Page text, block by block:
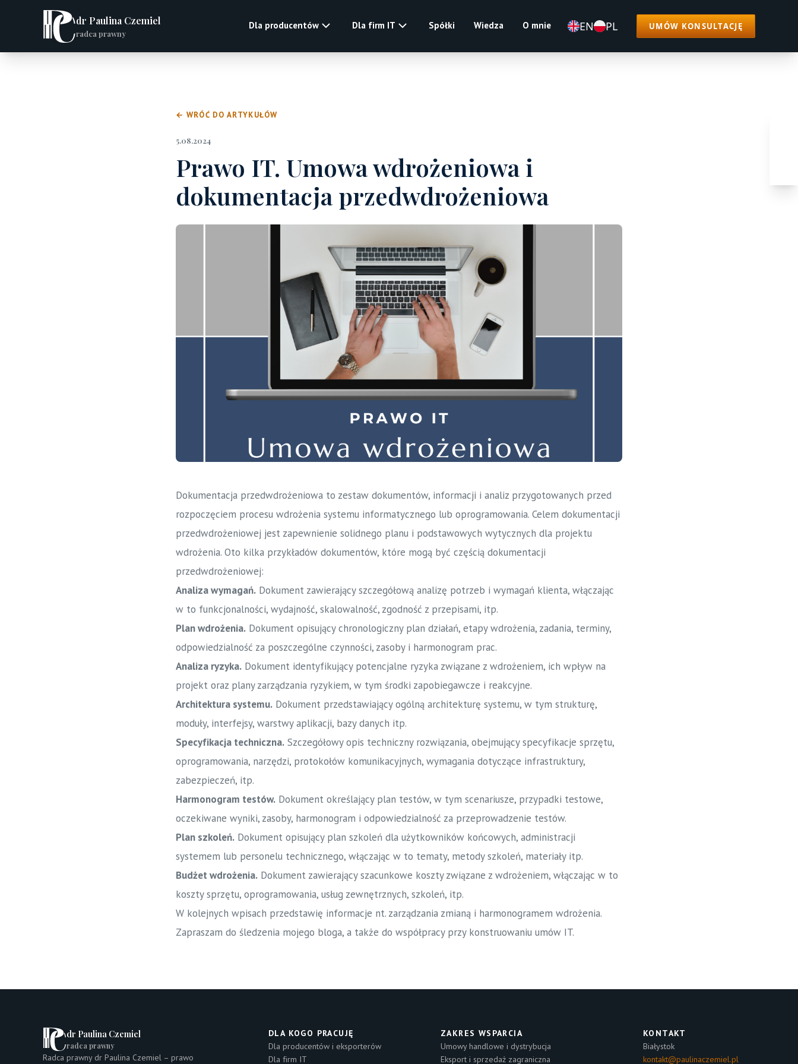
dr Paulina Czemiel
radca prawny
Dla producentów Dla firm IT Spółki Wiedza O mnie EN PL UMÓW KONSULTACJĘ
← WRÓĆ DO ARTYKUŁÓW
5.08.2024
Prawo IT. Umowa wdrożeniowa i
dokumentacja przedwdrożeniowa
Dokumentacja przedwdrożeniowa to zestaw dokumentów, informacji i analiz przygotowanych przed
rozpoczęciem procesu wdrożenia systemu informatycznego lub oprogramowania. Celem dokumentacji
przedwdrożeniowej jest zapewnienie solidnego planu i podstawowych wytycznych dla projektu
wdrożenia. Oto kilka przykładów dokumentów, które mogą być częścią dokumentacji
przedwdrożeniowej:
Analiza wymagań. Dokument zawierający szczegółową analizę potrzeb i wymagań klienta, włączając
w to funkcjonalności, wydajność, skalowalność, zgodność z przepisami, itp.
Plan wdrożenia. Dokument opisujący chronologiczny plan działań, etapy wdrożenia, zadania, terminy,
odpowiedzialność za poszczególne czynności, zasoby i harmonogram prac.
Analiza ryzyka. Dokument identyfikujący potencjalne ryzyka związane z wdrożeniem, ich wpływ na
projekt oraz plany zarządzania ryzykiem, w tym środki zapobiegawcze i reakcyjne.
Architektura systemu. Dokument przedstawiający ogólną architekturę systemu, w tym strukturę,
moduły, interfejsy, warstwy aplikacji, bazy danych itp.
Specyfikacja techniczna. Szczegółowy opis techniczny rozwiązania, obejmujący specyfikacje sprzętu,
oprogramowania, narzędzi, protokołów komunikacyjnych, wymagania dotyczące infrastruktury,
zabezpieczeń, itp.
Harmonogram testów. Dokument określający plan testów, w tym scenariusze, przypadki testowe,
oczekiwane wyniki, zasoby, harmonogram i odpowiedzialność za przeprowadzenie testów.
Plan szkoleń. Dokument opisujący plan szkoleń dla użytkowników końcowych, administracji
systemem lub personelu technicznego, włączając w to tematy, metody szkoleń, materiały itp.
Budżet wdrożenia. Dokument zawierający szacunkowe koszty związane z wdrożeniem, włączając w to
koszty sprzętu, oprogramowania, usług zewnętrznych, szkoleń, itp.
W kolejnych wpisach przedstawię informacje nt. zarządzania zmianą i harmonogramem wdrożenia.
Zapraszam do śledzenia mojego bloga, a także do współpracy przy konstruowaniu umów IT.
dr Paulina Czemiel
radca prawny
Radca prawny dr Paulina Czemiel – prawo
DLA KOGO PRACUJĘ
Dla producentów i eksporterów
Dla firm IT
ZAKRES WSPARCIA
Umowy handlowe i dystrybucja
Eksport i sprzedaż zagraniczna
KONTAKT
Białystok
kontakt@paulinaczemiel.pl